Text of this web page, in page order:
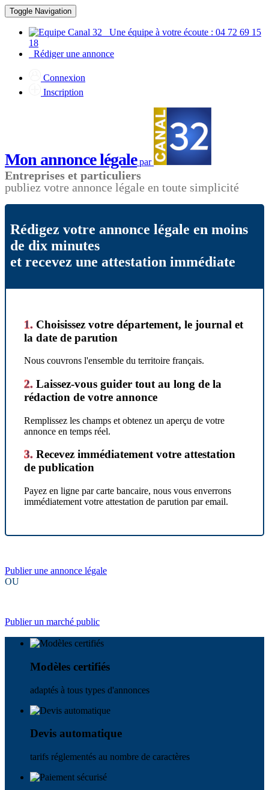
Toggle Navigation
Une équipe à votre écoute : 04 72 69 15
18
Rédiger une annonce
Connexion
Inscription
Mon annonce légalepar
Entreprises et particuliers
publiez votre annonce légale en toute simplicité
Rédigez votre annonce légale en moins
de dix minutes
et recevez une attestation immédiate
1. Choisissez votre département, le journal et
la date de parution
Nous couvrons l'ensemble du territoire français.
2. Laissez-vous guider tout au long de la
rédaction de votre annonce
Remplissez les champs et obtenez un aperçu de votre
annonce en temps réel.
3. Recevez immédiatement votre attestation
de publication
Payez en ligne par carte bancaire, nous vous enverrons
immédiatement votre attestation de parution par email.
Publier une annonce légale
OU
Publier un marché public
Modèles certifiés
adaptés à tous types d'annonces
Devis automatique
tarifs réglementés au nombre de caractères